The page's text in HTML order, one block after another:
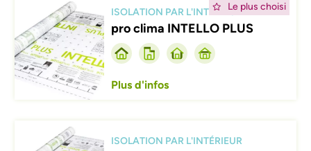
Le plus choisi
ISOLATION PAR L'INTÉRIEUR
pro clima INTELLO PLUS
Plus d'infos
Afbeelding
ISOLATION PAR L'INTÉRIEUR